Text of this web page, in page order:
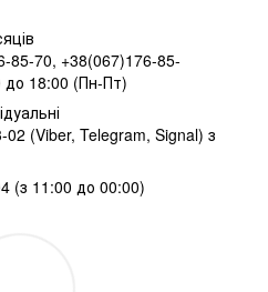
85-70, +38(067)176-85-
до 18:00 (Пн-Пт)
(Viber, Telegram, Signal) з
(з 11:00 до 00:00)